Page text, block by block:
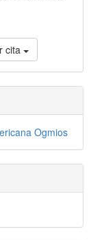
cita
Ogmios